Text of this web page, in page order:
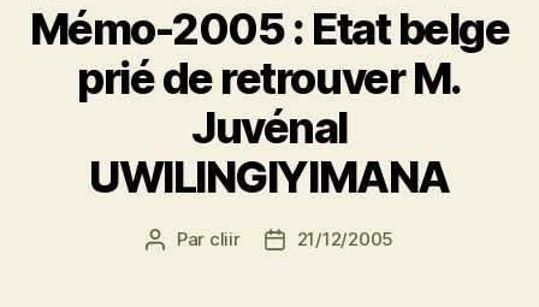
Mémo-2005 : Etat belge
prié de retrouver M.
Juvénal
UWILINGIYIMANA
Auteur
Par cliir
Date21/12/2005